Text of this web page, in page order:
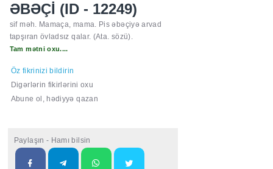
ƏBƏÇİ (ID - 12249)
sif məh. Mamaça, mama. Pis əbəçiyə arvad
tapşıran övladsız qalar. (Ata. sözü).
Tam mətni oxu....
Öz fikrinizi bildirin
Digərlərin fikirlərini oxu
Abune ol, hədiyyə qazan
Paylaşın - Hamı bilsin